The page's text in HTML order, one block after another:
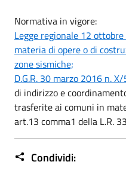
Normativa in vigore:
Legge regionale 12
materia di opere o di
zone sismiche;
D.G.R. 30 marzo 2016 n.
di indirizzo e
trasferite ai comuni in
art.13 comma1 della L.R.
Condividi: